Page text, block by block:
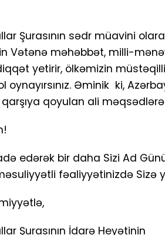
Şurasının sədr müavini
Vətənə məhəbbət, milli-
yetirir, ölkəmizin
oynayırsınız. Əminik ki,
qoyulan ali
edərək bir daha Sizi Ad
fəaliyyətinizdə Sizə
Şurasının İdarə Heyətinin